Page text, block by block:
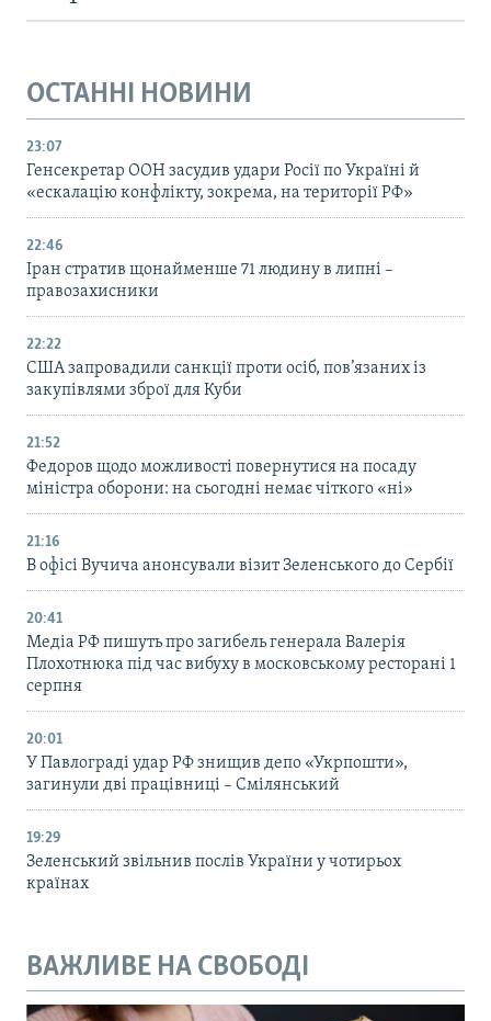
ОСТАННІ НОВИНИ
23:07
Генсекретар ООН засудив удари Росії по Україні й
«ескалацію конфлікту, зокрема, на території РФ»
22:46
Іран стратив щонайменше 71 людину в липні –
правозахисники
22:22
США запровадили санкції проти осіб, пов’язаних із
закупівлями зброї для Куби
21:52
Федоров щодо можливості повернутися на посаду
міністра оборони: на сьогодні немає чіткого «ні»
21:16
В офісі Вучича анонсували візит Зеленського до Сербії
20:41
Медіа РФ пишуть про загибель генерала Валерія
Плохотнюка під час вибуху в московському ресторані 1
серпня
20:01
У Павлограді удар РФ знищив депо «Укрпошти»,
загинули дві працівниці – Смілянський
19:29
Зеленський звільнив послів України у чотирьох
країнах
ВАЖЛИВЕ НА СВОБОДІ